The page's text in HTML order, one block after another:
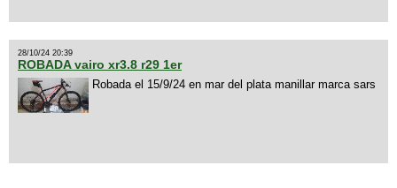
28/10/24 20:39
ROBADA vairo xr3.8 r29 1er
Robada el 15/9/24 en mar del plata manillar marca sars